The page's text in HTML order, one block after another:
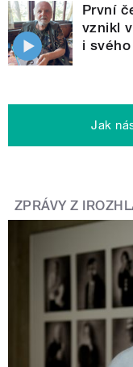
První
vznikl
i
Jak
ZPRÁVY Z